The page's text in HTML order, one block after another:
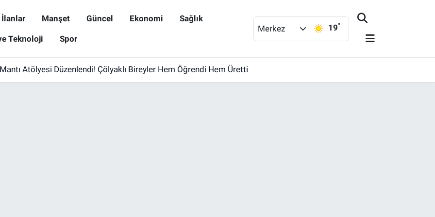
İlanlar Manşet Güncel Ekonomi Sağlık
Teknoloji Spor
Merkez 19°
Atölyesi Düzenlendi! Çölyaklı Bireyler Hem Öğrendi Hem Üretti